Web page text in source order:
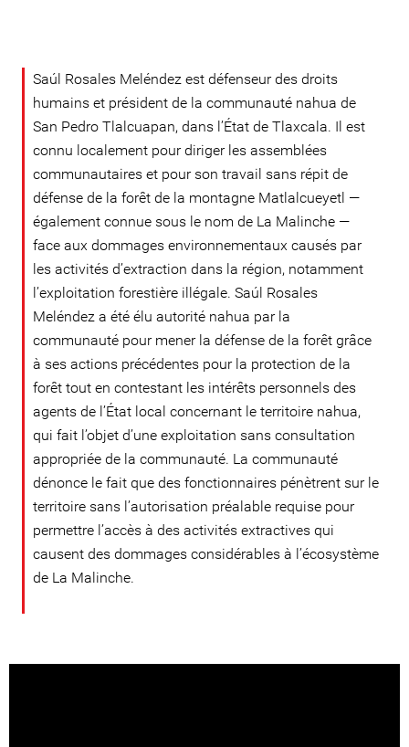
Saúl Rosales Meléndez est défenseur des droits
humains et président de la communauté nahua de
San Pedro Tlalcuapan, dans l’État de Tlaxcala. Il est
connu localement pour diriger les assemblées
communautaires et pour son travail sans répit de
défense de la forêt de la montagne Matlalcueyetl —
également connue sous le nom de La Malinche —
face aux dommages environnementaux causés par
les activités d’extraction dans la région, notamment
l’exploitation forestière illégale. Saúl Rosales
Meléndez a été élu autorité nahua par la
communauté pour mener la défense de la forêt grâce
à ses actions précédentes pour la protection de la
forêt tout en contestant les intérêts personnels des
agents de l’État local concernant le territoire nahua,
qui fait l’objet d’une exploitation sans consultation
appropriée de la communauté. La communauté
dénonce le fait que des fonctionnaires pénètrent sur le
territoire sans l’autorisation préalable requise pour
permettre l’accès à des activités extractives qui
causent des dommages considérables à l’écosystème
de La Malinche.